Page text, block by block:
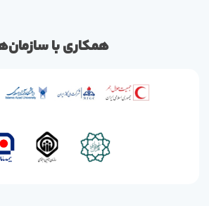
همکاری با